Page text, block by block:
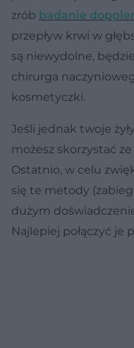
zrób badanie
przepływ krwi w
są niewydolne,
chirurga
kosmetyczki.
Jeśli jednak twoje
możesz skorzystać
Ostatnio, w celu
się te metody
dużym
Najlepiej połączyć je